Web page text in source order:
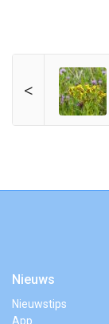
<
Nieuws
Nieuwstips
App